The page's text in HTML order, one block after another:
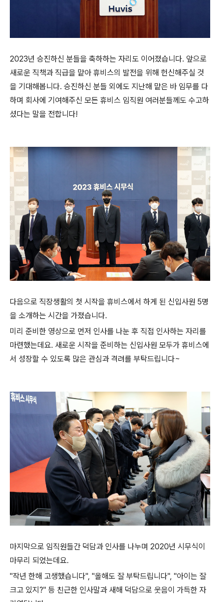
2023년 승진하신 분들을 축하하는 자리도 이어졌습니다. 앞으로
새로운 직책과 직급을 맡아 휴비스의 발전을 위해 헌신해주실 것
을 기대해봅니다. 승진하신 분들 외에도 지난해 맡은 바 임무를 다
하며 회사에 기여해주신 모든 휴비스 임직원 여러분들께도 수고하
셨다는 말을 전합니다!
다음으로 직장생활의 첫 시작을 휴비스에서 하게 된 신입사원 5명
을 소개하는 시간을 가졌습니다.
미리 준비한 영상으로 먼저 인사를 나눈 후 직접 인사하는 자리를
마련했는데요. 새로운 시작을 준비하는 신입사원 모두가 휴비스에
서 성장할 수 있도록 많은 관심과 격려를 부탁드립니다~
마지막으로 임직원들간 덕담과 인사를 나누며 2020년 시무식이
마무리 되었는데요.
"작년 한해 고생했습니다", "올해도 잘 부탁드립니다", "아이는 잘
크고 있지?" 등 친근한 인사말과 새해 덕담으로 웃음이 가득한 자